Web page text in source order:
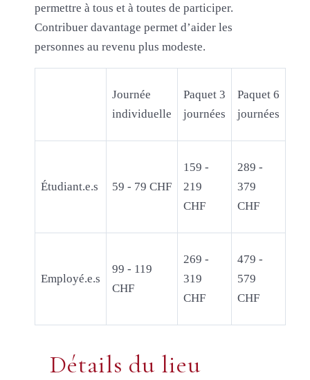
permettre à tous et à toutes de participer.
Contribuer davantage permet d’aider les
personnes au revenu plus modeste.
Journée
individuelle
Paquet 3
journées
Paquet 6
journées
Étudiant.e.s 59 - 79 CHF
159 -
219
CHF
289 -
379
CHF
Employé.e.s
99 - 119
CHF
269 -
319
CHF
479 -
579
CHF
Détails du lieu